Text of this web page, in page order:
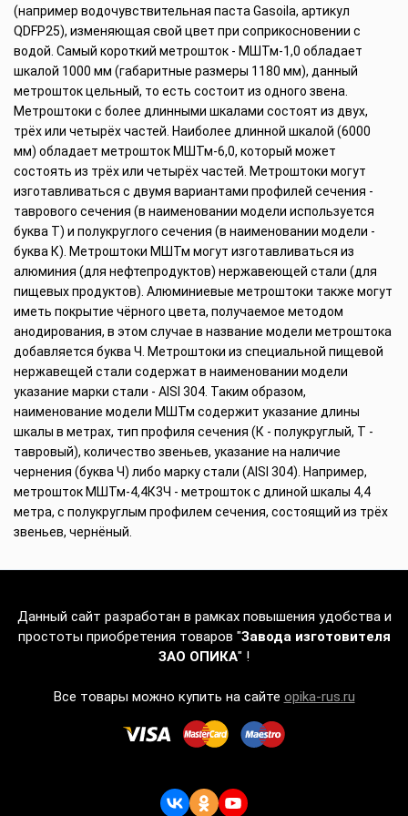
(например водочувствительная паста Gasoila, артикул
QDFP25), изменяющая свой цвет при соприкосновении с
водой. Самый короткий метрошток - МШТм-1,0 обладает
шкалой 1000 мм (габаритные размеры 1180 мм), данный
метрошток цельный, то есть состоит из одного звена.
Метроштоки с более длинными шкалами состоят из двух,
трёх или четырёх частей. Наиболее длинной шкалой (6000
мм) обладает метрошток МШТм-6,0, который может
состоять из трёх или четырёх частей. Метроштоки могут
изготавливаться с двумя вариантами профилей сечения -
таврового сечения (в наименовании модели используется
буква Т) и полукруглого сечения (в наименовании модели -
буква К). Метроштоки МШТм могут изготавливаться из
алюминия (для нефтепродуктов) нержавеющей стали (для
пищевых продуктов). Алюминиевые метроштоки также могут
иметь покрытие чёрного цвета, получаемое методом
анодирования, в этом случае в название модели метроштока
добавляется буква Ч. Метроштоки из специальной пищевой
нержавещей стали содержат в наименовании модели
указание марки стали - AISI 304. Таким образом,
наименование модели МШТм содержит указание длины
шкалы в метрах, тип профиля сечения (К - полукруглый, Т -
тавровый), количество звеньев, указание на наличие
чернения (буква Ч) либо марку стали (AISI 304). Например,
метрошток МШТм-4,4К3Ч - метрошток с длиной шкалы 4,4
метра, с полукруглым профилем сечения, состоящий из трёх
звеньев, чернёный.
Данный сайт разработан в рамках повышения удобства и
простоты приобретения товаров "Завода изготовителя
ЗАО ОПИКА" !
Все товары можно купить на сайте opika-rus.ru